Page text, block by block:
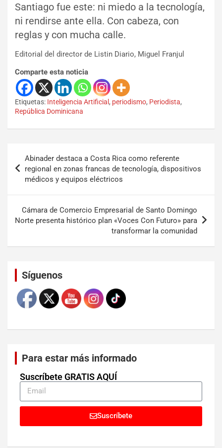
Santiago fue este: ni miedo a la tecnología,
ni rendirse ante ella. Con cabeza, con
reglas y con mucha calle.
Editorial del director de Listin Diario, Miguel Franjul
Comparte esta noticia
Etiquetas: Inteligencia Artificial , periodismo, Periodista,
República Dominicana
Abinader destaca a Costa Rica como referente
regional en zonas francas de tecnología, dispositivos
médicos y equipos eléctricos
Cámara de Comercio Empresarial de Santo Domingo
Norte presenta histórico plan «Voces Con Futuro» para
transformar la comunidad
Síguenos
Para estar más informado
Suscríbete GRATIS AQUÍ
Suscríbete